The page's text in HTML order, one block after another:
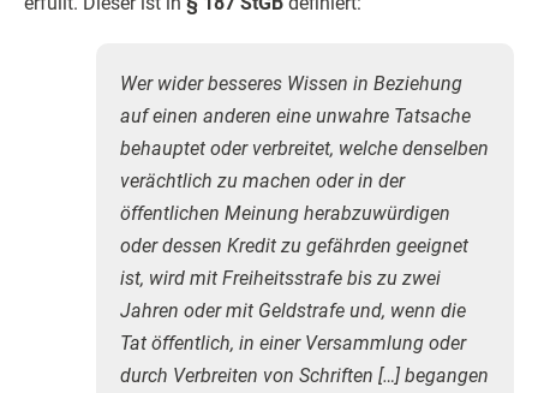
Wer wider besseres Wissen in Beziehung
auf einen anderen eine unwahre Tatsache
behauptet oder verbreitet, welche denselben
verächtlich zu machen oder in der
öffentlichen Meinung herabzuwürdigen
oder dessen Kredit zu gefährden geeignet
ist, wird mit Freiheitsstrafe bis zu zwei
Jahren oder mit Geldstrafe und, wenn die
Tat öffentlich, in einer Versammlung oder
durch Verbreiten von Schriften […] begangen